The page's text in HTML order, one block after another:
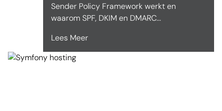
Sender Policy Framework werkt en
waarom SPF, DKIM en DMARC...
Lees Meer